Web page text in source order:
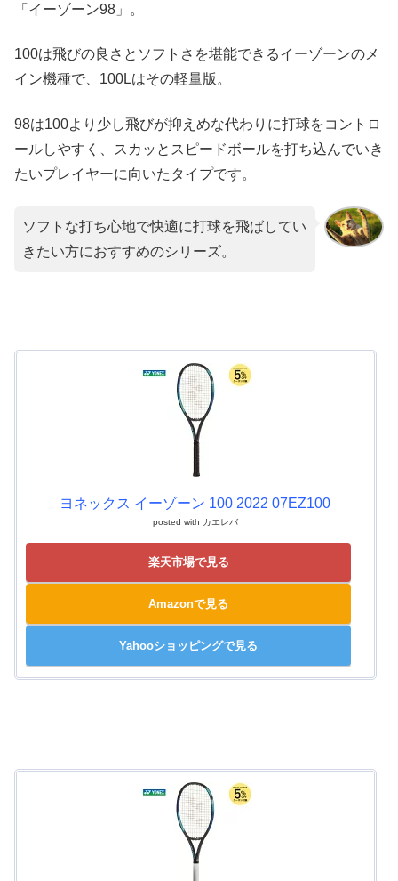
「イーゾーン98」。
100は飛びの良さとソフトさを堪能できるイーゾーンのメ
イン機種で、100Lはその軽量版。
98は100より少し飛びが抑えめな代わりに打球をコントロ
ールしやすく、スカッとスピードボールを打ち込んでいき
たいプレイヤーに向いたタイプです。
ソフトな打ち心地で快適に打球を飛ばしてい
きたい方におすすめのシリーズ。
ヨネックス イーゾーン 100 2022 07EZ100
posted with カエレバ
楽天市場で見る
Amazonで見る
Yahooショッピングで見る